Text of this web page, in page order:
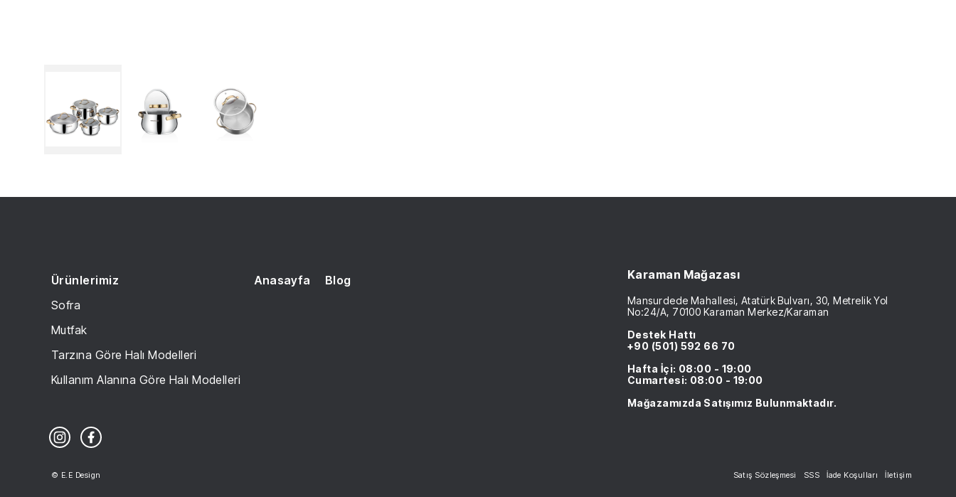
Ürünlerimiz
Sofra
Mutfak
Tarzına Göre Halı Modelleri
Kullanım Alanına Göre Halı Modelleri
Anasayfa Blog Karaman Mağazası
Mansurdede Mahallesi, Atatürk Bulvarı, 30, Metrelik Yol
No:24/A, 70100 Karaman Merkez/Karaman
Destek Hattı
+90 (501) 592 66 70
Hafta İçi: 08:00 - 19:00
Cumartesi: 08:00 - 19:00
Mağazamızda Satışımız Bulunmaktadır.
© E.E Design Satış Sözleşmesi SSS İade Koşulları İletişim